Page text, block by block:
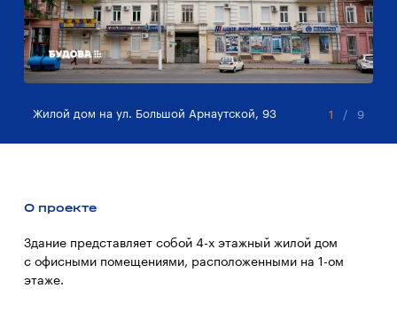
Жилой дом на ул. Большой Арнаутской, 93 1 / 9
О проекте
Здание представляет собой 4-х этажный жилой дом
с офисными помещениями, расположенными на 1-ом
этаже.